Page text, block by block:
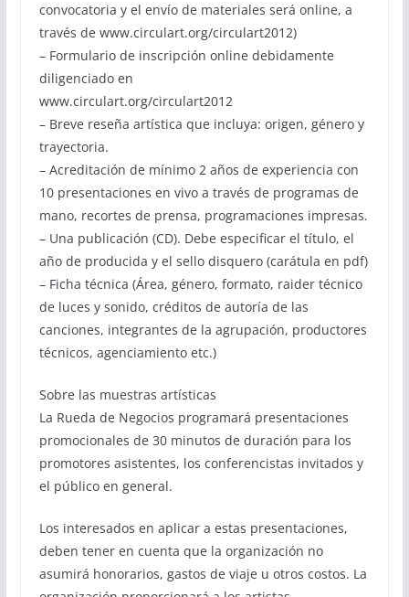
convocatoria y el envío de materiales será online, a
través de www.circulart.org/circulart2012)
– Formulario de inscripción online debidamente
diligenciado en
www.circulart.org/circulart2012
– Breve reseña artística que incluya: origen, género y
trayectoria.
– Acreditación de mínimo 2 años de experiencia con
10 presentaciones en vivo a través de programas de
mano, recortes de prensa, programaciones impresas.
– Una publicación (CD). Debe especificar el título, el
año de producida y el sello disquero (carátula en pdf)
– Ficha técnica (Área, género, formato, raider técnico
de luces y sonido, créditos de autoría de las
canciones, integrantes de la agrupación, productores
técnicos, agenciamiento etc.)
Sobre las muestras artísticas
La Rueda de Negocios programará presentaciones
promocionales de 30 minutos de duración para los
promotores asistentes, los conferencistas invitados y
el público en general.
Los interesados en aplicar a estas presentaciones,
deben tener en cuenta que la organización no
asumirá honorarios, gastos de viaje u otros costos. La